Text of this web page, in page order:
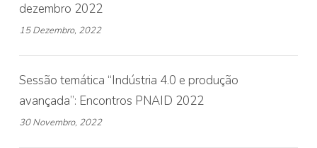
dezembro 2022
15 Dezembro, 2022
Sessão temática “Indústria 4.0 e produção
avançada”: Encontros PNAID 2022
30 Novembro, 2022